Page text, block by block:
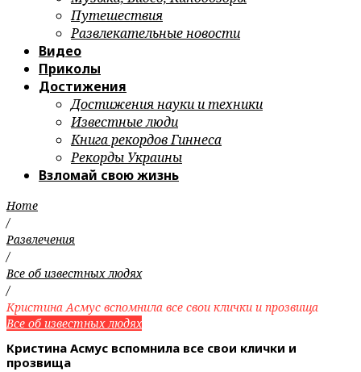
Путешествия
Развлекательные новости
Видео
Приколы
Достижения
Достижения науки и техники
Известные люди
Книга рекордов Гиннеса
Рекорды Украины
Взломай свою жизнь
Home
/
Развлечения
/
Все об известных людях
/
Кристина Асмус вспомнила все свои клички и прозвища
Все об известных людях
Кристина Асмус вспомнила все свои клички и
прозвища